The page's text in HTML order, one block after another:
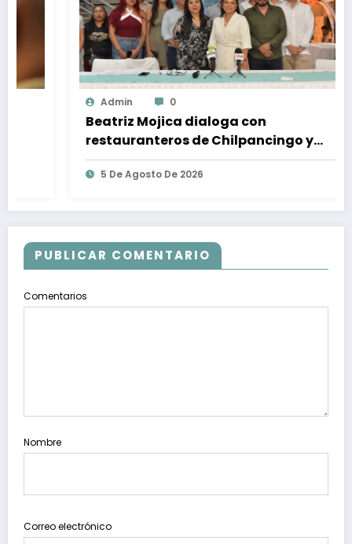
0
Beatriz Mojica dialoga con
restauranteros de Chilpancingo y
plantea fortalecer agroindustria,
turismo y artesanías
5 De Agosto De 2026
PUBLICAR COMENTARIO
Comentarios
Nombre
Correo electrónico